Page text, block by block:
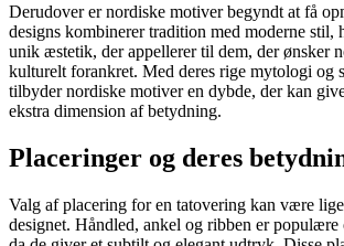
Derudover er nordiske motiver begyndt at få
designs kombinerer tradition med moderne stil,
unik æstetik, der appellerer til dem, der ønsker
kulturelt forankret. Med deres rige mytologi og
tilbyder nordiske motiver en dybde, der kan
ekstra dimension af betydning.
Placeringer og deres
Valg af placering for en tatovering kan være
designet. Håndled, ankel og ribben er